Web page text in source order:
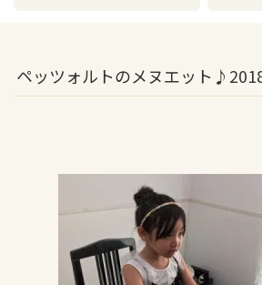
ペッツォルトのメヌエット